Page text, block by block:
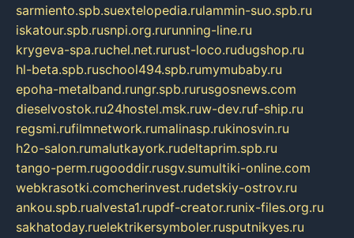
sarmiento.spb.suextelopedia.rulammin-suo.spb.ru
iskatour.spb.rusnpi.org.rurunning-line.ru
krygeva-spa.ruchel.net.rurust-loco.rudugshop.ru
hl-beta.spb.ruschool494.spb.rumymubaby.ru
epoha-metalband.rungr.spb.rurusgosnews.com
dieselvostok.ru24hostel.msk.ruw-dev.ruf-ship.ru
regsmi.rufilmnetwork.rumalinasp.rukinosvin.ru
h2o-salon.rumalutkayork.rudeltaprim.spb.ru
tango-perm.rugooddir.rusgv.sumultiki-online.com
webkrasotki.comcherinvest.rudetskiy-ostrov.ru
ankou.spb.rualvesta1.rupdf-creator.runix-files.org.ru
sakhatoday.ruelektrikersymboler.rusputnikyes.ru